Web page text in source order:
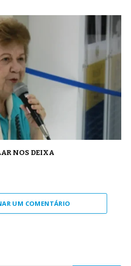
NOS DEIXA
UM COMENTÁRIO